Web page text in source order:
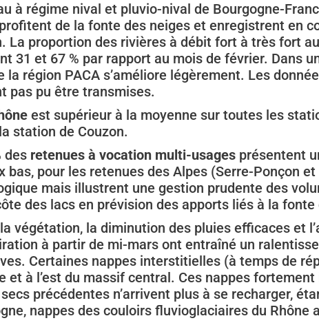
à régime nival et pluvio-nival de Bourgogne-
de la fonte des neiges et enregistrent en
La proportion des rivières à débit fort à très fort
31 et 67 % par rapport au mois de février. Dans
la région PACA s’améliore légèrement. Les
pas pu être transmises.
est supérieur à la moyenne sur toutes les
station de Couzon.
des retenues à vocation multi-usages présentent
bas, pour les retenues des Alpes (Serre-Ponçon
mais illustrent une gestion prudente des
des lacs en prévision des apports liés à la fonte
végétation, la diminution des pluies efficaces et
à partir de mi-mars ont entraîné un
Certaines nappes interstitielles (à temps de
et à l’est du massif central. Ces nappes
précédentes n’arrivent plus à se recharger,
nappes des couloirs fluvioglaciaires du Rhône